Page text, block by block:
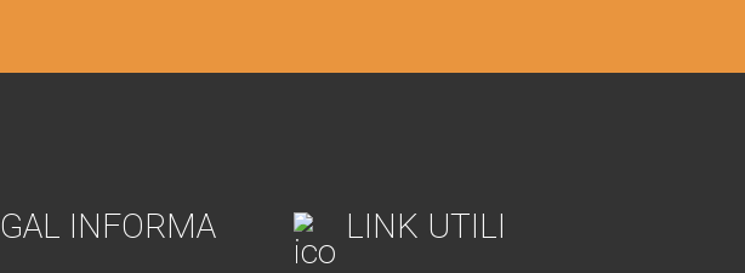
GAL INFORMA LINK UTILI